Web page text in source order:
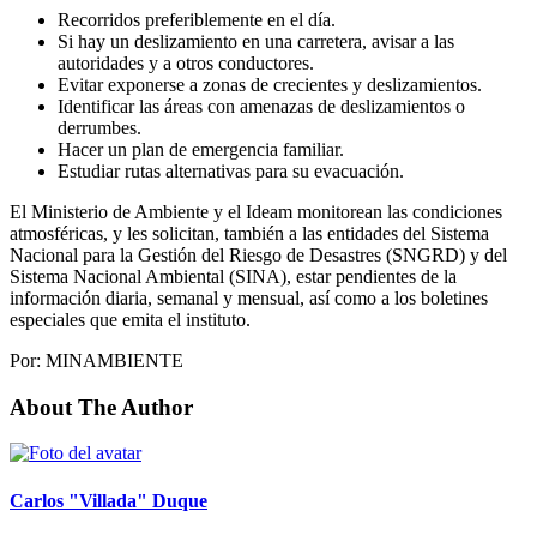
Recorridos preferiblemente en el día.
Si hay un deslizamiento en una carretera, avisar a las
autoridades y a otros conductores.
Evitar exponerse a zonas de crecientes y deslizamientos.
Identificar las áreas con amenazas de deslizamientos o
derrumbes.
Hacer un plan de emergencia familiar.
Estudiar rutas alternativas para su evacuación.
El Ministerio de Ambiente y el Ideam monitorean las condiciones
atmosféricas, y les solicitan, también a las entidades del Sistema
Nacional para la Gestión del Riesgo de Desastres (SNGRD) y del
Sistema Nacional Ambiental (SINA), estar pendientes de la
información diaria, semanal y mensual, así como a los boletines
especiales que emita el instituto.
Por: MINAMBIENTE
About The Author
Carlos "Villada" Duque